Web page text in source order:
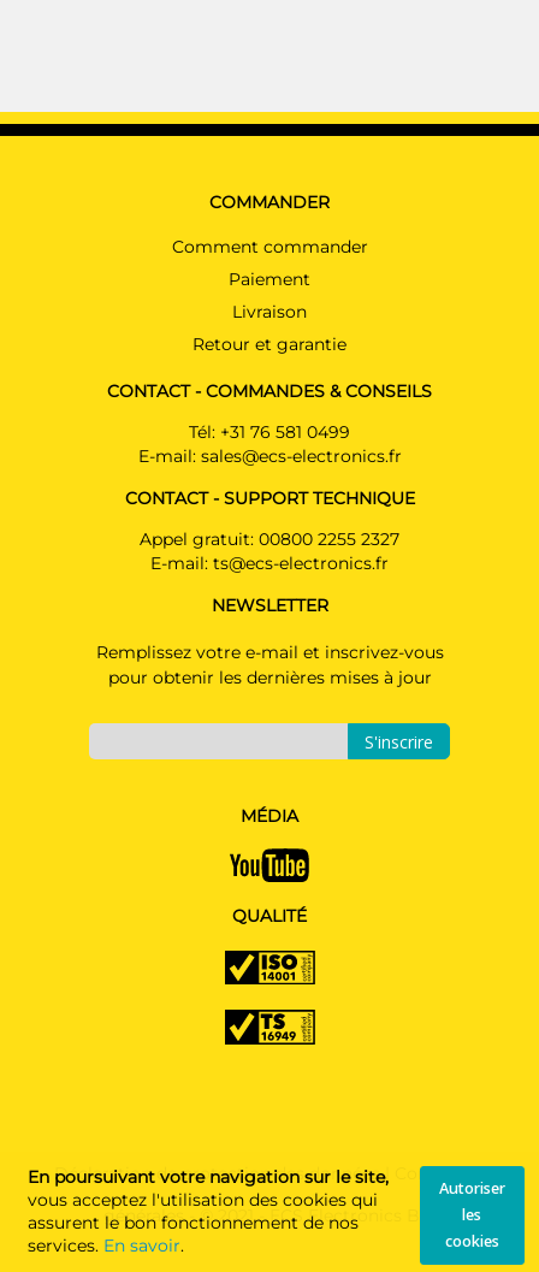
En poursuivant votre navigation sur le site,
vous acceptez l'utilisation des cookies qui
assurent le bon fonctionnement de nos
services. En savoir.
Autoriser
les
cookies
COMMANDER
Comment commander
Paiement
Livraison
Retour et garantie
CONTACT - COMMANDES & CONSEILS
Tél: +31 76 581 0499
E-mail: sales@ecs-electronics.fr
CONTACT - SUPPORT TECHNIQUE
Appel gratuit: 00800 2255 2327
E-mail: ts@ecs-electronics.fr
NEWSLETTER
Remplissez votre e-mail et inscrivez-vous
pour obtenir les dernières mises à jour
S'inscrire
MÉDIA
QUALITÉ
Déclaration de protection des données |
Conditions
générales - © 2021 - ECS Electronics B.V.